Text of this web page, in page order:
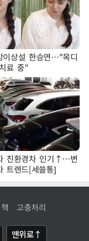
이상설 한승연…"목디
료 중"
친환경차 인기↑…변
트렌드[세쓸통]
고충처리
맨위로↑